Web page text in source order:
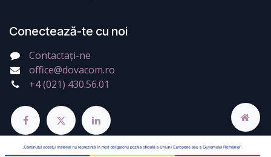
Conectează-te cu noi
Contactați-ne
office@dovacom.ro
+4 (021) 430.56.01